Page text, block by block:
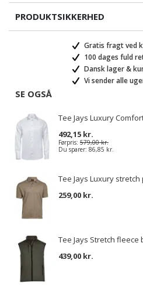
PRODUKTSIKKERHED
Gratis fragt ved
100 dages fuld
Dansk lager &
Vi sender alle
SE OGSÅ
Tee Jays Luxury
492,15 kr.
Førpris: 579,00 kr.
Du sparer: 86,85 kr.
Tee Jays Luxury stretch
259,00 kr.
Tee Jays Stretch
439,00 kr.